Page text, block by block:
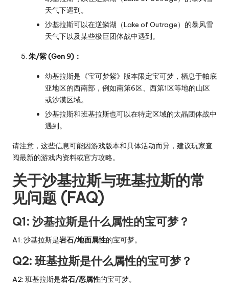
天气下遇到。
沙基拉斯可以在逆鳞湖（Lake of Outrage）的暴风雪
天气下以及某些极巨团体战中遇到。
朱/紫 (Gen 9)：
幼基拉斯是《宝可梦紫》版本限定宝可梦，栖息于帕底
亚地区的西南部，例如南第6区、西第1区等地的山区
或沙漠区域。
沙基拉斯和班基拉斯也可以在特定区域的太晶团体战中
遇到。
请注意，这些信息可能因游戏版本和具体活动而异，建议玩家查
阅最新的游戏内资料或官方攻略。
关于沙基拉斯与班基拉斯的常
见问题 (FAQ)
Q1: 沙基拉斯是什么属性的宝可梦？
A1: 沙基拉斯是岩石/地面属性的宝可梦。
Q2: 班基拉斯是什么属性的宝可梦？
A2: 班基拉斯是岩石/恶属性的宝可梦。